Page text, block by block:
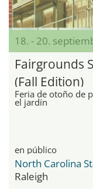
18. - 20.
Fairgrounds
(Fall Edition)
Feria de otoño de
el jardín
en público
North Carolina
Raleigh